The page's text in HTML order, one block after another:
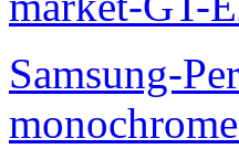
Samsung-